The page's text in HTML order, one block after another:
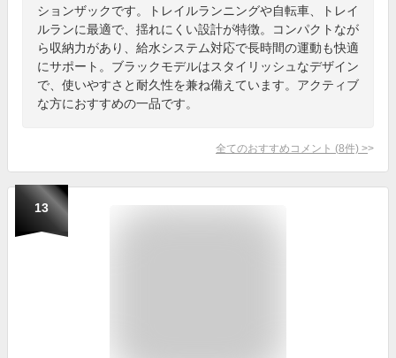
ションザックです。トレイルランニングや自転車、トレイ
ルランに最適で、揺れにくい設計が特徴。コンパクトなが
ら収納力があり、給水システム対応で長時間の運動も快適
にサポート。ブラックモデルはスタイリッシュなデザイン
で、使いやすさと耐久性を兼ね備えています。アクティブ
な方におすすめの一品です。
全てのおすすめコメント (8件) >
13